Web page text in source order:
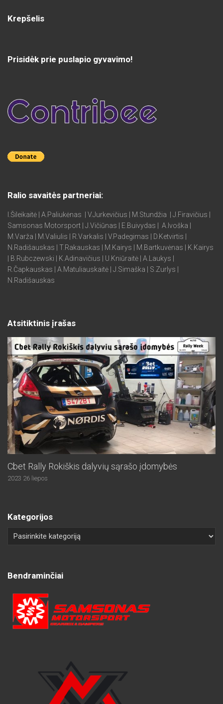
Krepšelis
Prisidėk prie puslapio gyvavimo!
Ralio savaitės partneriai:
I.Šileikaitė | A.Paliukėnas | V.Jurkevičius | M.Stundžia | J.Firavičius |
Samsonas Motorsport | J.Vičiūnas | E.Buivydas | A.Ivoška |
M.Varža | M.Valiulis | R.Varkalis | V.Padegimas | D.Ketvirtis |
N.Radišauskas | T.Rakauskas | M.Kairys | M.Bartkuvėnas | K.Kairys
| B.Rubczewski | K.Adinavičius | U.Kniūraitė | A.Laukys |
R.Čapkauskas | A.Matuliauskaitė | J.Simaška | S.Zurlys |
N.Radišauskas
Atsitiktinis įrašas
Cbet Rally Rokiškis dalyvių sąrašo įdomybės
2023 26 liepos
Kategorijos
Bendraminčiai